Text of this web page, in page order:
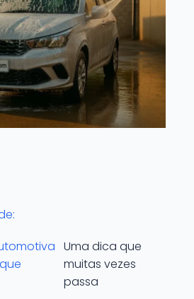
Uma dica que
muitas vezes
passa